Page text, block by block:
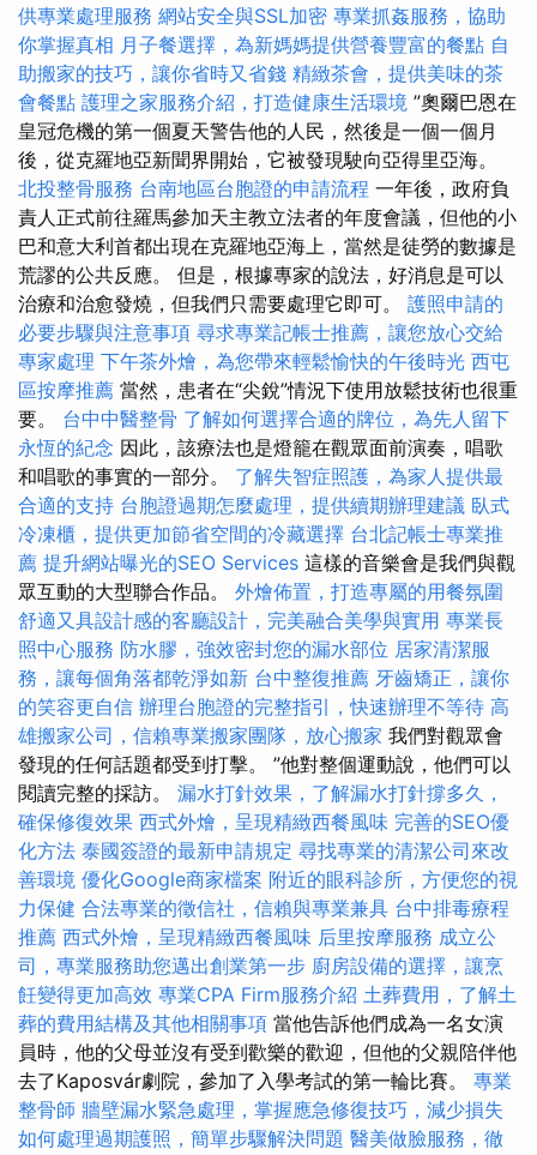
供專業處理服務 網站安全與SSL加密 專業抓姦服務，協助
你掌握真相 月子餐選擇，為新媽媽提供營養豐富的餐點 自
助搬家的技巧，讓你省時又省錢 精緻茶會，提供美味的茶
會餐點 護理之家服務介紹，打造健康生活環境 ”奧爾巴恩在
皇冠危機的第一個夏天警告他的人民，然後是一個一個月
後，從克羅地亞新聞界開始，它被發現駛向亞得里亞海。
北投整骨服務 台南地區台胞證的申請流程 一年後，政府負
責人正式前往羅馬參加天主教立法者的年度會議，但他的小
巴和意大利首都出現在克羅地亞海上，當然是徒勞的數據是
荒謬的公共反應。 但是，根據專家的說法，好消息是可以
治療和治愈發燒，但我們只需要處理它即可。 護照申請的
必要步驟與注意事項 尋求專業記帳士推薦，讓您放心交給
專家處理 下午茶外燴，為您帶來輕鬆愉快的午後時光 西屯
區按摩推薦 當然，患者在“尖銳”情況下使用放鬆技術也很重
要。 台中中醫整骨 了解如何選擇合適的牌位，為先人留下
永恆的紀念 因此，該療法也是燈籠在觀眾面前演奏，唱歌
和唱歌的事實的一部分。 了解失智症照護，為家人提供最
合適的支持 台胞證過期怎麼處理，提供續期辦理建議 臥式
冷凍櫃，提供更加節省空間的冷藏選擇 台北記帳士專業推
薦 提升網站曝光的SEO Services 這樣的音樂會是我們與觀
眾互動的大型聯合作品。 外燴佈置，打造專屬的用餐氛圍
舒適又具設計感的客廳設計，完美融合美學與實用 專業長
照中心服務 防水膠，強效密封您的漏水部位 居家清潔服
務，讓每個角落都乾淨如新 台中整復推薦 牙齒矯正，讓你
的笑容更自信 辦理台胞證的完整指引，快速辦理不等待 高
雄搬家公司，信賴專業搬家團隊，放心搬家 我們對觀眾會
發現的任何話題都受到打擊。 ”他對整個運動說，他們可以
閱讀完整的採訪。 漏水打針效果，了解漏水打針撐多久，
確保修復效果 西式外燴，呈現精緻西餐風味 完善的SEO優
化方法 泰國簽證的最新申請規定 尋找專業的清潔公司來改
善環境 優化Google商家檔案 附近的眼科診所，方便您的視
力保健 合法專業的徵信社，信賴與專業兼具 台中排毒療程
推薦 西式外燴，呈現精緻西餐風味 后里按摩服務 成立公
司，專業服務助您邁出創業第一步 廚房設備的選擇，讓烹
飪變得更加高效 專業CPA Firm服務介紹 土葬費用，了解土
葬的費用結構及其他相關事項 當他告訴他們成為一名女演
員時，他的父母並沒有受到歡樂的歡迎，但他的父親陪伴他
去了Kaposvár劇院，參加了入學考試的第一輪比賽。 專業
整骨師 牆壁漏水緊急處理，掌握應急修復技巧，減少損失
如何處理過期護照，簡單步驟解決問題 醫美做臉服務，徹